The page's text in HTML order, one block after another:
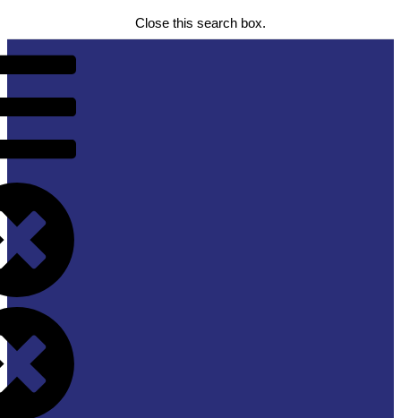
Close this search box.